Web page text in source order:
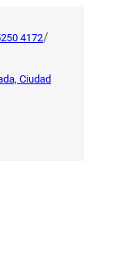
4172/
Ciudad